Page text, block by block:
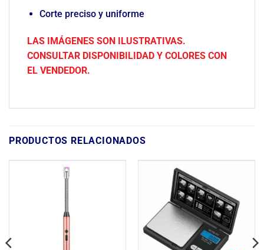
Corte preciso y uniforme
LAS IMÁGENES SON ILUSTRATIVAS.
CONSULTAR DISPONIBILIDAD Y COLORES CON
EL VENDEDOR.
PRODUCTOS RELACIONADOS